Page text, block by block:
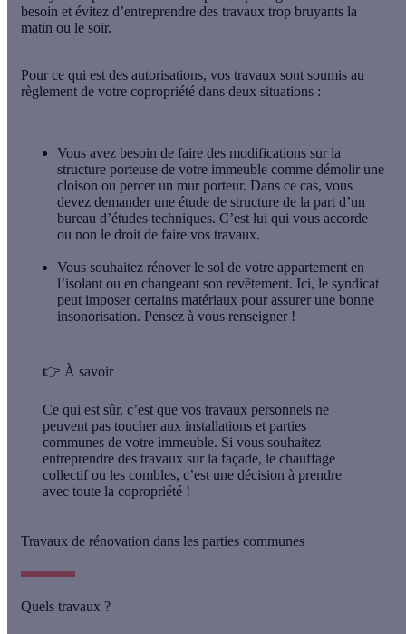
besoin et évitez d’entreprendre des travaux trop bruyants la
matin ou le soir.
Pour ce qui est des autorisations, vos travaux sont soumis au
règlement de votre copropriété dans deux situations :
Vous avez besoin de faire des modifications sur la
structure porteuse de votre immeuble comme démolir une
cloison ou percer un mur porteur. Dans ce cas, vous
devez demander une étude de structure de la part d’un
bureau d’études techniques. C’est lui qui vous accorde
ou non le droit de faire vos travaux.
Vous souhaitez rénover le sol de votre appartement en
l’isolant ou en changeant son revêtement. Ici, le syndicat
peut imposer certains matériaux pour assurer une bonne
insonorisation. Pensez à vous renseigner !
👉 À savoir
Ce qui est sûr, c’est que vos travaux personnels ne
peuvent pas toucher aux installations et parties
communes de votre immeuble. Si vous souhaitez
entreprendre des travaux sur la façade, le chauffage
collectif ou les combles, c’est une décision à prendre
avec toute la copropriété !
Travaux de rénovation dans les parties communes
Quels travaux ?